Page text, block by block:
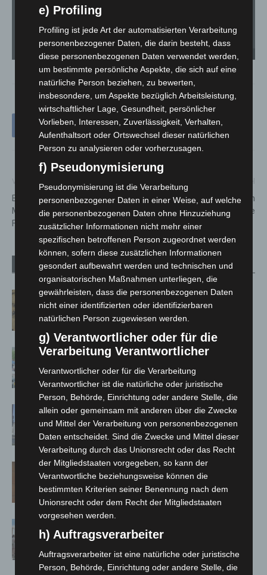
Marcel Kösling am 17.3.22 im daunstairs - © Kerstin Pukall
Einfamilienhaus brennt in
Mellendorf – Wedemarker
Feuerwehren im Großeinsatz
Weitere Hilfsgüter auf dem
Weg in die Ukraine
Verwandte Artikel Mehr vom Autor
Hannover Klassik Open Air 2026:
Französische Oper im Maschpark
Blaulichtmeile Langenhagen 2026:
Polizei, Feuerwehr und Rettung
hautnah erleben
Haus der Jugend lädt zum Wünsche-
Freitag in Langenhagen ein
Late-Zoo im Erlebnis-Zoo Hannover:
Sommerabend mit The Ellingtones
erreicht Halbzeit mit 350.000
Besuchen
e) Profiling
Profiling ist jede Art der automatisierten Verarbeitung
personenbezogener Daten, die darin besteht, dass
diese personenbezogenen Daten verwendet werden,
um bestimmte persönliche Aspekte, die sich auf eine
natürliche Person beziehen, zu bewerten,
insbesondere, um Aspekte bezüglich Arbeitsleistung,
wirtschaftlicher Lage, Gesundheit, persönlicher
Vorlieben, Interessen, Zuverlässigkeit, Verhalten,
Aufenthaltsort oder Ortswechsel dieser natürlichen
Person zu analysieren oder vorherzusagen.
f) Pseudonymisierung
Pseudonymisierung ist die Verarbeitung
personenbezogener Daten in einer Weise, auf welche
die personenbezogenen Daten ohne Hinzuziehung
zusätzlicher Informationen nicht mehr einer
spezifischen betroffenen Person zugeordnet werden
können, sofern diese zusätzlichen Informationen
gesondert aufbewahrt werden und technischen und
organisatorischen Maßnahmen unterliegen, die
gewährleisten, dass die personenbezogenen Daten
nicht einer identifizierten oder identifizierbaren
natürlichen Person zugewiesen werden.
g) Verantwortlicher oder für die
Verarbeitung Verantwortlicher
Verantwortlicher oder für die Verarbeitung
Verantwortlicher ist die natürliche oder juristische
Person, Behörde, Einrichtung oder andere Stelle, die
allein oder gemeinsam mit anderen über die Zwecke
und Mittel der Verarbeitung von personenbezogenen
Daten entscheidet. Sind die Zwecke und Mittel dieser
Verarbeitung durch das Unionsrecht oder das Recht
der Mitgliedstaaten vorgegeben, so kann der
Verantwortliche beziehungsweise können die
bestimmten Kriterien seiner Benennung nach dem
Unionsrecht oder dem Recht der Mitgliedstaaten
vorgesehen werden.
h) Auftragsverarbeiter
Auftragsverarbeiter ist eine natürliche oder juristische
Person, Behörde, Einrichtung oder andere Stelle, die